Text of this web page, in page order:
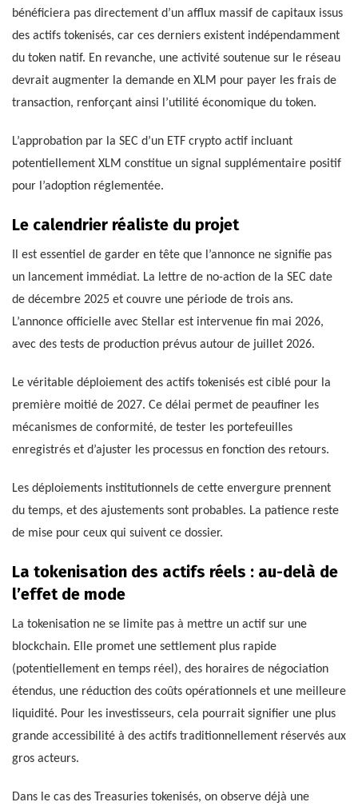
bénéficiera pas directement d’un afflux massif de capitaux issus
des actifs tokenisés, car ces derniers existent indépendamment
du token natif. En revanche, une activité soutenue sur le réseau
devrait augmenter la demande en XLM pour payer les frais de
transaction, renforçant ainsi l’utilité économique du token.
L’approbation par la SEC d’un ETF crypto actif incluant
potentiellement XLM constitue un signal supplémentaire positif
pour l’adoption réglementée.
Le calendrier réaliste du projet
Il est essentiel de garder en tête que l’annonce ne signifie pas
un lancement immédiat. La lettre de no-action de la SEC date
de décembre 2025 et couvre une période de trois ans.
L’annonce officielle avec Stellar est intervenue fin mai 2026,
avec des tests de production prévus autour de juillet 2026.
Le véritable déploiement des actifs tokenisés est ciblé pour la
première moitié de 2027. Ce délai permet de peaufiner les
mécanismes de conformité, de tester les portefeuilles
enregistrés et d’ajuster les processus en fonction des retours.
Les déploiements institutionnels de cette envergure prennent
du temps, et des ajustements sont probables. La patience reste
de mise pour ceux qui suivent ce dossier.
La tokenisation des actifs réels : au-delà de
l’effet de mode
La tokenisation ne se limite pas à mettre un actif sur une
blockchain. Elle promet une settlement plus rapide
(potentiellement en temps réel), des horaires de négociation
étendus, une réduction des coûts opérationnels et une meilleure
liquidité. Pour les investisseurs, cela pourrait signifier une plus
grande accessibilité à des actifs traditionnellement réservés aux
gros acteurs.
Dans le cas des Treasuries tokenisés, on observe déjà une